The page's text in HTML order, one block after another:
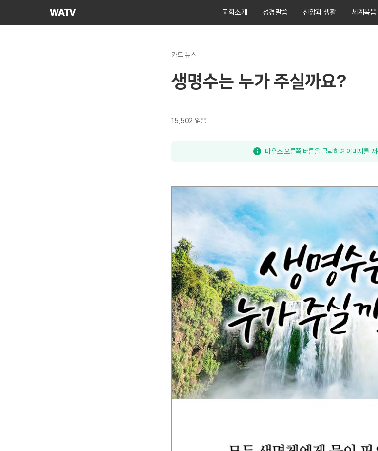
하나님의교회
교회소개 성경말씀 신앙과 생활 세계복음
카드 뉴스
생명수는 누가 주실까요?
15,502 읽음
마우스 오른쪽 버튼을 클릭하여 이미지를